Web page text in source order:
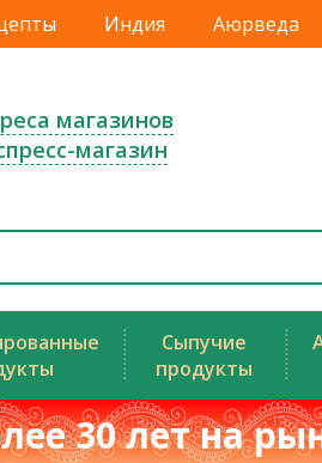
Индия Аюрведа
магазинов
магазин
Сыпучие
продукты
30 лет на